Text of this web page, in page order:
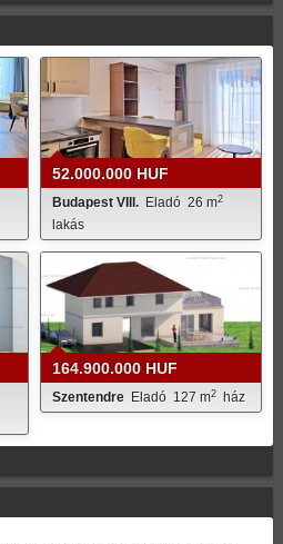
52.000.000 HUF
Budapest VIII. Eladó 26 m2
lakás
164.900.000 HUF
Szentendre Eladó 127 m2 ház